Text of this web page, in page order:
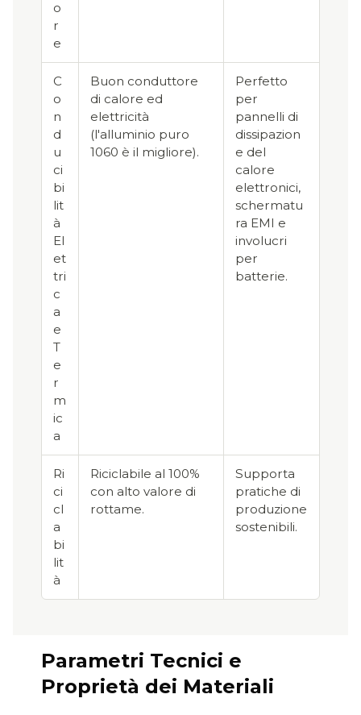
o
r
e
C
o
n
d
u
ci
bi
lit
à
El
et
tri
c
a
e
T
e
r
m
ic
a
Buon conduttore
di calore ed
elettricità
(l'alluminio puro
1060 è il migliore).
Perfetto
per
pannelli di
dissipazion
e del
calore
elettronici,
schermatu
ra EMI e
involucri
per
batterie.
Ri
ci
cl
a
bi
lit
à
Riciclabile al 100%
con alto valore di
rottame.
Supporta
pratiche di
produzione
sostenibili.
Parametri Tecnici e
Proprietà dei Materiali